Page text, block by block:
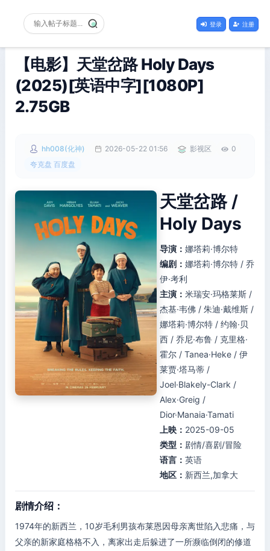
登录 注册
【电影】天堂岔路 Holy Days
(2025)[英语中字][1080P]
2.75GB
hh008(化神) 2026-05-22 01:56 影视区
0
夸克盘 百度盘
天堂岔路 /
Holy Days
导演： 娜塔莉·博尔特
编剧： 娜塔莉·博尔特 / 乔
伊·考利
主演： 米瑞安·玛格莱斯 /
杰基·韦佛 / 朱迪·戴维斯 /
娜塔莉·博尔特 / 约翰·贝
西 / 乔尼·布鲁 / 克里格·
霍尔 / Tanea·Heke / 伊
莱贾·塔马蒂 /
Joel·Blakely-Clark /
Alex·Greig /
Dior·Manaia·Tamati
上映： 2025-09-05
类型： 剧情/喜剧/冒险
语言： 英语
地区： 新西兰,加拿大
剧情介绍：
1974年的新西兰，10岁毛利男孩布莱恩因母亲离世陷入悲痛，与
父亲的新家庭格格不入，离家出走后躲进了一所濒临倒闭的修道